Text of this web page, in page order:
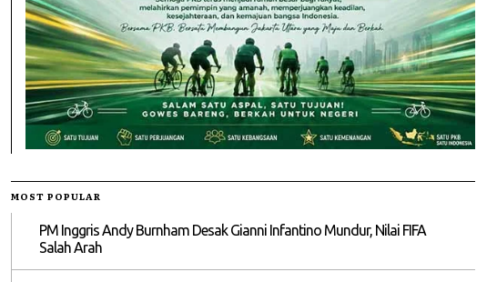
MOST POPULAR
PM Inggris Andy Burnham Desak Gianni Infantino Mundur, Nilai FIFA
Salah Arah